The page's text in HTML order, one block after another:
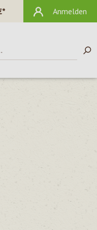
AUF DEM
Anmelden